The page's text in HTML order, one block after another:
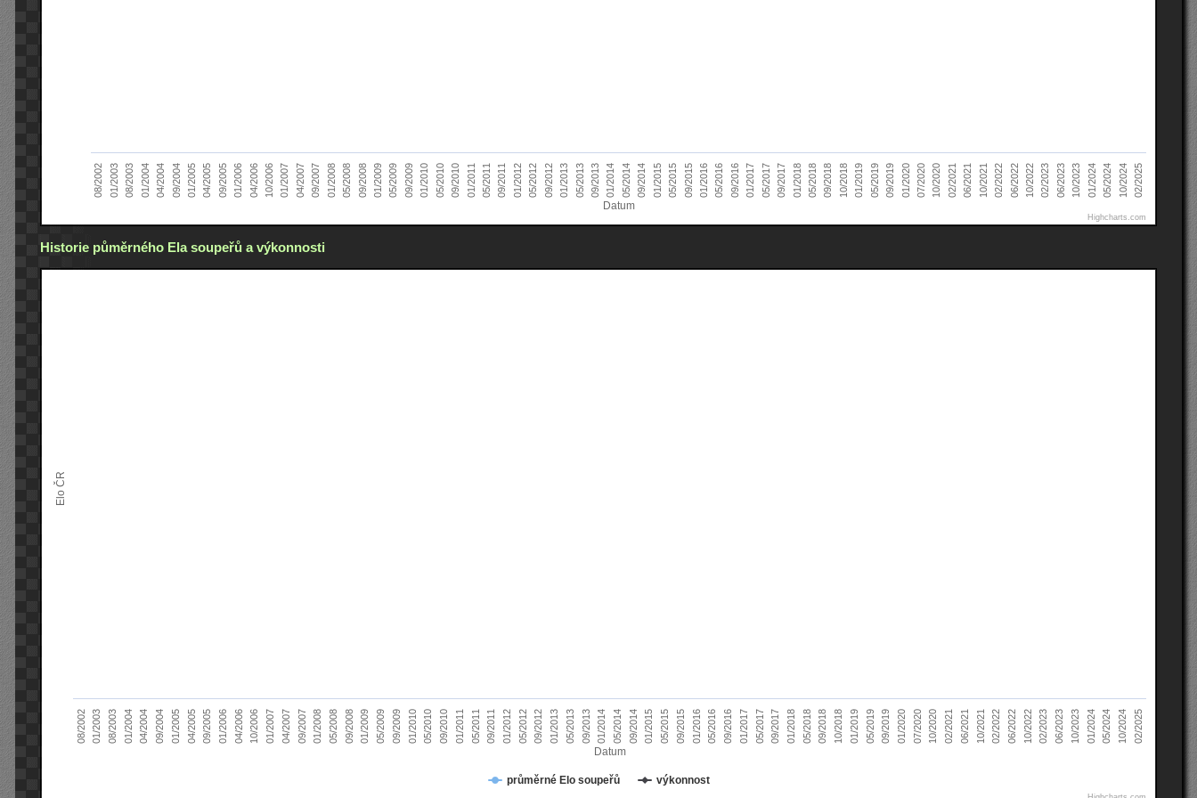
Datum
08/2002 01/2003 08/2003 01/2004 04/2004 09/2004 01/2005 04/2005 09/2005 01/2006 04/2006 10/2006 01/2007 04/2007 09/2007 01/2008 05/2008 09/2008 01/2009 05/2009 09/2009 01/2010 05/2010 09/2010 01/2011 05/2011 09/2011 01/2012 05/2012 09/2012 01/2013 05/2013 09/2013 01/2014 05/2014 09/2014 01/2015 05/2015 09/2015 01/2016 05/2016 09/2016 01/2017 05/2017 09/2017 01/2018 05/2018 09/2018 10/2018 01/2019 05/2019 09/2019 01/2020 07/2020 10/2020 02/2021 06/2021 10/2021 02/2022 06/2022 10/2022 02/2023 06/2023 10/2023 01/2024 05/2024 10/2024 02/2025
Highcharts.com
Historie půměrného Ela soupeřů a výkonnosti
Datum
Elo ČR
průměrné Elo soupeřů výkonnost
08/2002 01/2003 08/2003 01/2004 04/2004 09/2004 01/2005 04/2005 09/2005 01/2006 04/2006 10/2006 01/2007 04/2007 09/2007 01/2008 05/2008 09/2008 01/2009 05/2009 09/2009 01/2010 05/2010 09/2010 01/2011 05/2011 09/2011 01/2012 05/2012 09/2012 01/2013 05/2013 09/2013 01/2014 05/2014 09/2014 01/2015 05/2015 09/2015 01/2016 05/2016 09/2016 01/2017 05/2017 09/2017 01/2018 05/2018 09/2018 10/2018 01/2019 05/2019 09/2019 01/2020 07/2020 10/2020 02/2021 06/2021 10/2021 02/2022 06/2022 10/2022 02/2023 06/2023 10/2023 01/2024 05/2024 10/2024 02/2025